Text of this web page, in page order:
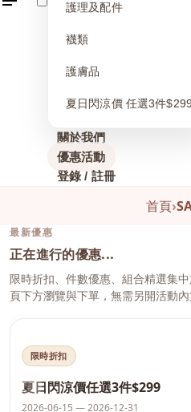
護理及配件
襪類
護膚品
夏日閃涼價 任選3件$299
關於我們
優惠活動
登錄 / 註冊
首頁›
最新優惠
正在進行的優惠...
限時折扣、件數優惠、組合精選集
頁下方瀏覽與下單，無需另開活動內
‹
限時折扣
夏日閃涼價任選3件$299
2026-06-15 — 2026-12-31